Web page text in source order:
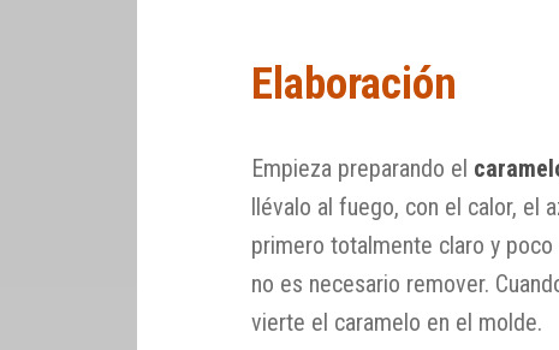
Elaboración
Empieza preparando el
llévalo al fuego, con el calor, el
primero totalmente claro y
no es necesario remover.
vierte el caramelo en el molde.